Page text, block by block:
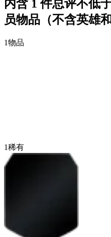
内含 1 件总评不低
员物品（不含英雄
1物品
1稀有